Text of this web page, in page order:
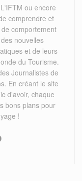
ou encore
comprendre et
comportement
nouvelles
et de leurs
du Tourisme.
Journalistes de
En créant le site
d'avoir, chaque
bons plans pour
!